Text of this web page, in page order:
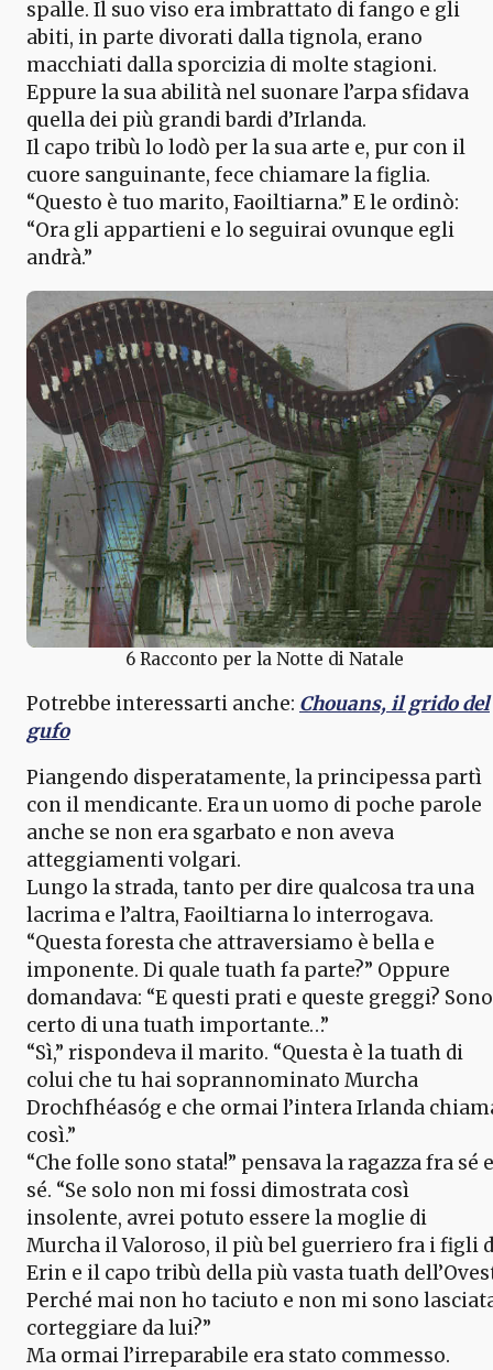
spalle. Il suo viso era imbrattato di fango e gli
abiti, in parte divorati dalla tignola, erano
macchiati dalla sporcizia di molte stagioni.
Eppure la sua abilità nel suonare l’arpa sfidava
quella dei più grandi bardi d’Irlanda.
Il capo tribù lo lodò per la sua arte e, pur con il
cuore sanguinante, fece chiamare la figlia.
“Questo è tuo marito, Faoiltiarna.” E le ordinò:
“Ora gli appartieni e lo seguirai ovunque egli
andrà.”
6 Racconto per la Notte di Natale
Potrebbe interessarti anche: Chouans, il grido del
gufo
Piangendo disperatamente, la principessa partì
con il mendicante. Era un uomo di poche parole
anche se non era sgarbato e non aveva
atteggiamenti volgari.
Lungo la strada, tanto per dire qualcosa tra una
lacrima e l’altra, Faoiltiarna lo interrogava.
“Questa foresta che attraversiamo è bella e
imponente. Di quale tuath fa parte?” Oppure
domandava: “E questi prati e queste greggi? Sono
certo di una tuath importante…”
“Sì,” rispondeva il marito. “Questa è la tuath di
colui che tu hai soprannominato Murcha
Drochfhéasóg e che ormai l’intera Irlanda
così.”
“Che folle sono stata!” pensava la ragazza fra sé e
sé. “Se solo non mi fossi dimostrata così
insolente, avrei potuto essere la moglie di
Murcha il Valoroso, il più bel guerriero fra i figli
Erin e il capo tribù della più vasta tuath
Perché mai non ho taciuto e non mi sono
corteggiare da lui?”
Ma ormai l’irreparabile era stato commesso.